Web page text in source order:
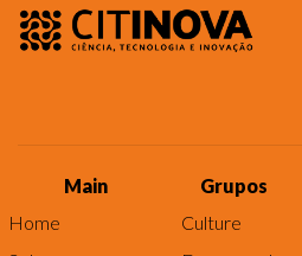
Main
Home
Grupos
Culture